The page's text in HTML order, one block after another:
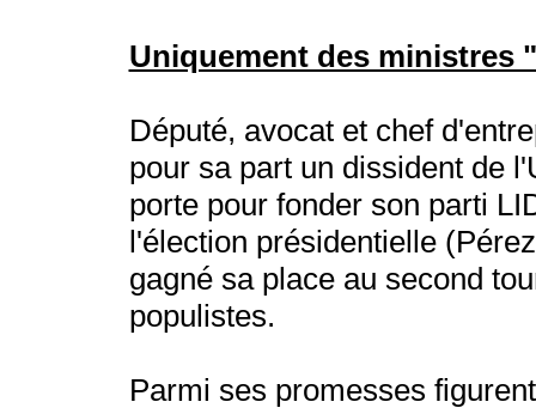
Uniquement des ministres
Député, avocat et chef
pour sa part un dissident de
porte pour fonder son parti
l'élection présidentielle
gagné sa place au second
populistes.
Parmi ses promesses